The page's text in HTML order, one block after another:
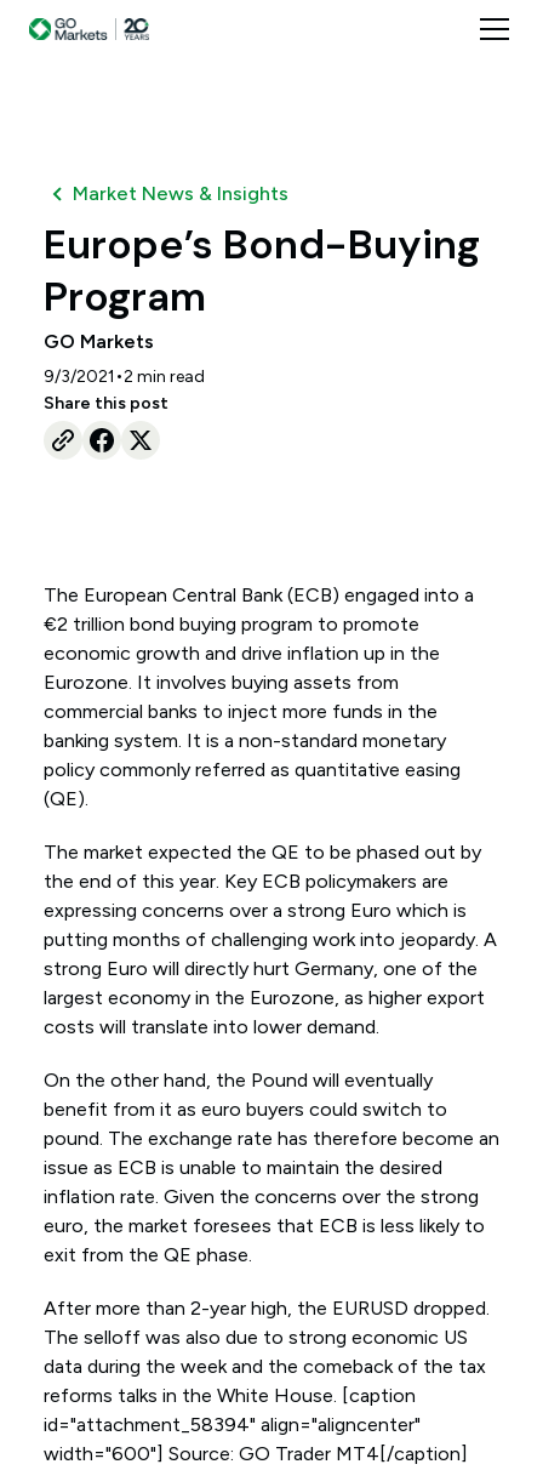
Market News & Insights
Europe’s Bond-Buying
Program
GO Markets
9/3/2021 •2 min read
Share this post
The European Central Bank (ECB) engaged into a
€2 trillion bond buying program to promote
economic growth and drive inflation up in the
Eurozone. It involves buying assets from
commercial banks to inject more funds in the
banking system. It is a non-standard monetary
policy commonly referred as quantitative easing
(QE).
The market expected the QE to be phased out by
the end of this year. Key ECB policymakers are
expressing concerns over a strong Euro which is
putting months of challenging work into jeopardy. A
strong Euro will directly hurt Germany, one of the
largest economy in the Eurozone, as higher export
costs will translate into lower demand.
On the other hand, the Pound will eventually
benefit from it as euro buyers could switch to
pound. The exchange rate has therefore become an
issue as ECB is unable to maintain the desired
inflation rate. Given the concerns over the strong
euro, the market foresees that ECB is less likely to
exit from the QE phase.
After more than 2-year high, the EURUSD dropped.
The selloff was also due to strong economic US
data during the week and the comeback of the tax
reforms talks in the White House. [caption
id="attachment_58394" align="aligncenter"
width="600"] Source: GO Trader MT4[/caption]